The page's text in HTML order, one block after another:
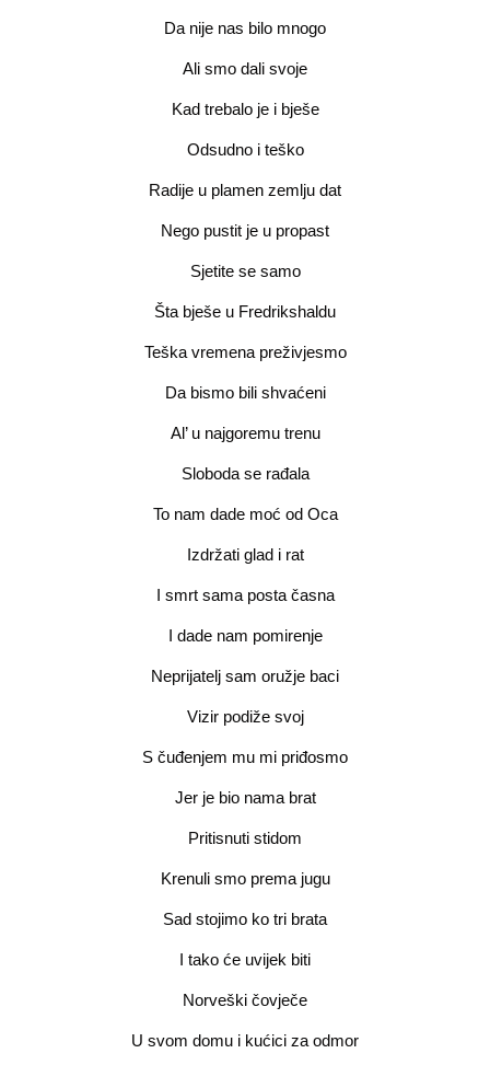
Da nije nas bilo mnogo
Ali smo dali svoje
Kad trebalo je i bješe
Odsudno i teško
Radije u plamen zemlju dat
Nego pustit je u propast
Sjetite se samo
Šta bješe u Fredrikshaldu
Teška vremena preživjesmo
Da bismo bili shvaćeni
Al’ u najgoremu trenu
Sloboda se rađala
To nam dade moć od Oca
Izdržati glad i rat
I smrt sama posta časna
I dade nam pomirenje
Neprijatelj sam oružje baci
Vizir podiže svoj
S čuđenjem mu mi priđosmo
Jer je bio nama brat
Pritisnuti stidom
Krenuli smo prema jugu
Sad stojimo ko tri brata
I tako će uvijek biti
Norveški čovječe
U svom domu i kućici za odmor